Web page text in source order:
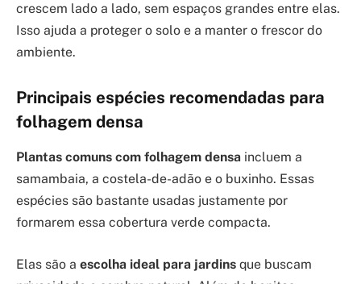
crescem lado a lado, sem espaços grandes entre elas.
Isso ajuda a proteger o solo e a manter o frescor do
ambiente.
Principais espécies recomendadas para
folhagem densa
Plantas comuns com folhagem densa incluem a
samambaia, a costela-de-adão e o buxinho. Essas
espécies são bastante usadas justamente por
formarem essa cobertura verde compacta.
Elas são a escolha ideal para jardins que buscam